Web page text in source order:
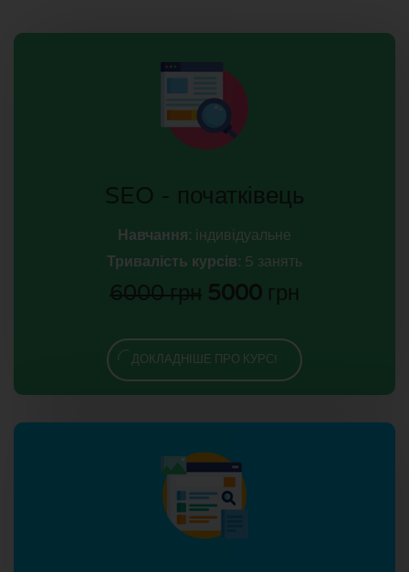
SEO - початківець
Навчання: індивідуальне
Тривалість курсів: 5 занять
6000 грн 5000 грн
ДОКЛАДНІШЕ ПРО КУРС!